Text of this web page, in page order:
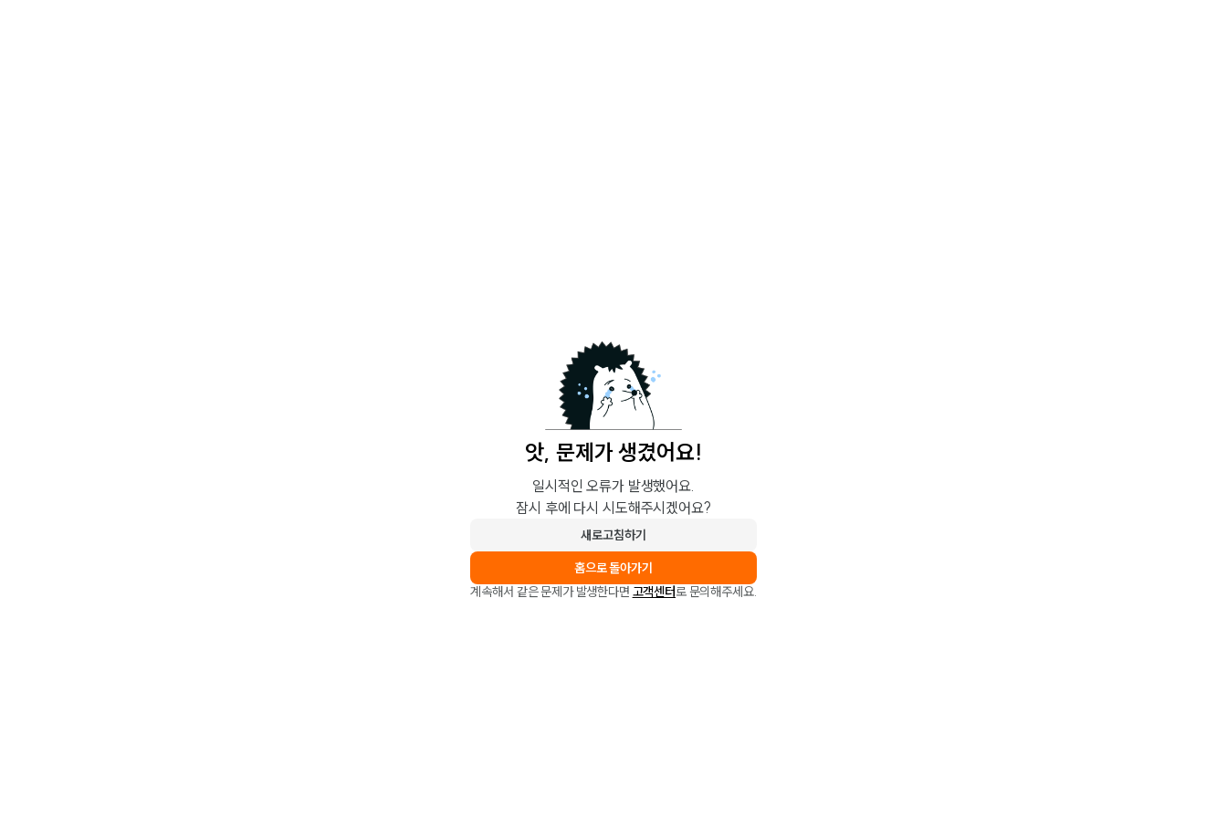
앗, 문제가 생겼어요!
일시적인 오류가 발생했어요.
잠시 후에 다시 시도해주시겠어요?
새로고침하기
홈으로 돌아가기
계속해서 같은 문제가 발생한다면 고객센터로 문의해주세요.